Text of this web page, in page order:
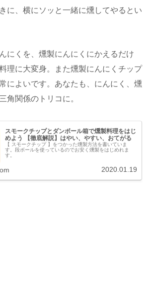
に、横にソッと一緒に燻してやるとい
にくを、燻製にんにくにかえるだけ
理に大変身。また燻製にんにくチップ
によいです。あなたも、にんにく、燻
角関係のトリコに。
スモークチップとダンボール箱で燻製料理をはじ
めよう 【徹底解説】はやい、やすい、おてがる
【 スモークチップ 】をつかった燻製方法を書いていま
す。段ボールを使っているのでお安く燻製をはじめれま
す。
2020.01.19